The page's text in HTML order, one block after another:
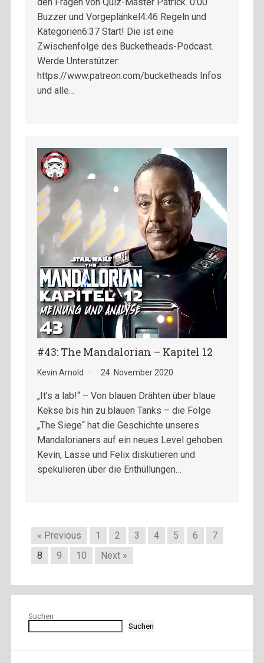
Buzzer und Vorgeplänkel4:46 Regeln und
Kategorien6:37 Start! Die ist eine
Zwischenfolge des Bucketheads-Podcast.
Werde Unterstützer:
https://www.patreon.com/bucketheads Infos
und alle…
#43: The Mandalorian – Kapitel 12
Kevin Arnold 24. November 2020
„It’s a lab!“ – Von blauen Drähten über blaue
Kekse bis hin zu blauen Tanks – die Folge
„The Siege“ hat die Geschichte unseres
Mandalorianers auf ein neues Level gehoben.
Kevin, Lasse und Felix diskutieren und
spekulieren über die Enthüllungen…
« Previous 1 2 3 4 5 6
7
8
9 10 Next »
Suchen
Suchen